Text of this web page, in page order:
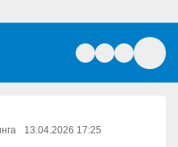
13.04.2026 17:25